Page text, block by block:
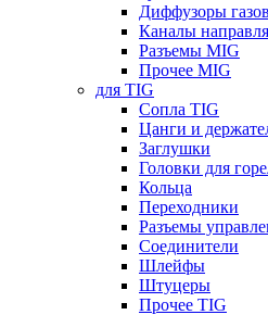
Диффузоры
Каналы
Разъемы MIG
Прочее MIG
для TIG
Сопла TIG
Цанги и
Заглушки
Головки для
Кольца
Переходники
Разъемы
Соединители
Шлейфы
Штуцеры
Прочее TIG